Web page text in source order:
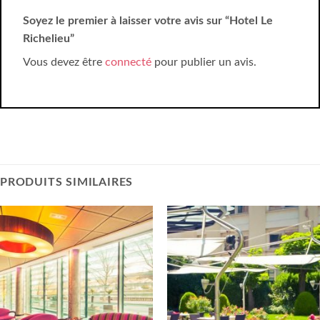
Soyez le premier à laisser votre avis sur “Hotel Le
Richelieu”
Vous devez être connecté pour publier un avis.
PRODUITS SIMILAIRES